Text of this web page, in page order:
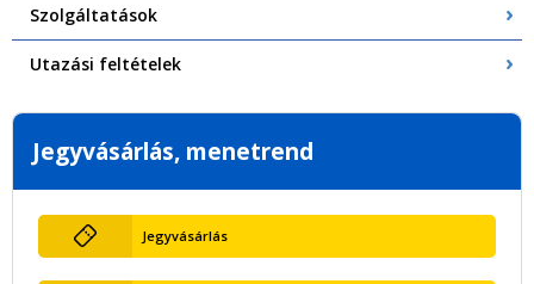
Szolgáltatások
Utazási feltételek
Jegyvásárlás, menetrend
Jegyvásárlás